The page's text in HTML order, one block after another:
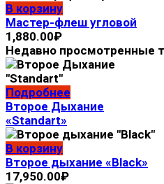
В корзину
Мастер-флеш угловой
1,880.00₽
Недавно просмотренные
Подробнее
Второе Дыхание
«Standart»
В корзину
Второе дыхание «Black»
17,950.00₽